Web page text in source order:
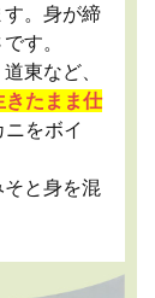
す。身が締
す。
東など、
きたまま仕
をボイ
と身を混